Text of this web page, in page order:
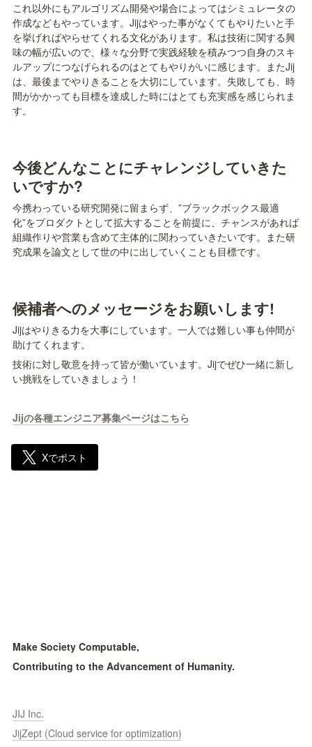
これ以外にもアルゴリズム開発や場合によってはシミュレータの
作成などもやっています。Jijはやった事がなくてもやりたいと手
を挙げればやらせてくれる文化があります。私は技術に関する興
味の幅が広いので、様々な分野で実践経験を積みつつ自身のスキ
ルアップにつなげられるのはとてもやりがいに感じます。またJij
は、最後までやりきることを大切にしています。失敗しても、時
間がかかっても目標を達成した時にはとても充実感を感じられま
す。
今後どんなことにチャレンジしていきた
いですか?
今携わっている研究開発に留まらず、”ブラックボックス最適
化”をプロダクトとして拡大することを前提に、チャンスがあれば
組織作りや営業も含めて主体的に関わっていきたいです。また研
究成果を論文として世の中に出していくことも目標です。
候補者へのメッセージをお願いします!
Jijはやりきる力を大事にしています。一人では難しい事も仲間が
助けてくれます。
技術に対し敬意を持って皆が働いています。Jijでぜひ一緒に新し
い挑戦をしていきましょう！
Jijの各種エンジニア募集ページはこちら
Xでポスト
Make Society Computable,
Contributing to the Advancement of Humanity.
JIJ Inc.
JijZept (Cloud service for optimization)